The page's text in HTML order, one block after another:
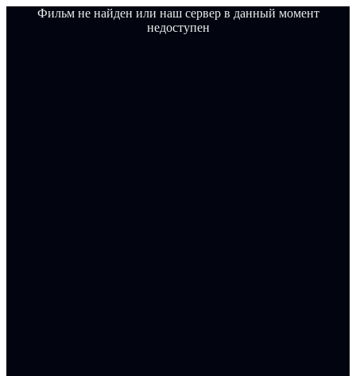
Фильм не найден или наш сервер в данный момент
недоступен